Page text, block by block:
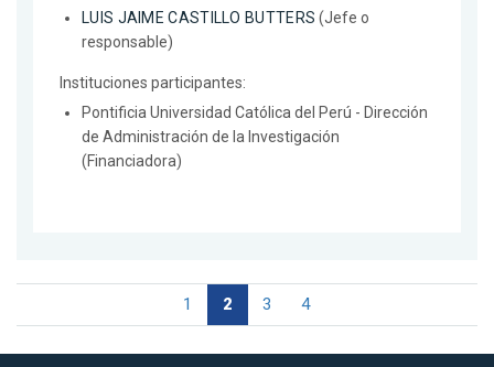
LUIS JAIME CASTILLO BUTTERS (Jefe o
responsable)
Instituciones participantes:
Pontificia Universidad Católica del Perú - Dirección
de Administración de la Investigación
(Financiadora)
1 2 3 4